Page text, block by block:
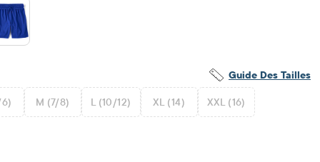
Guide Des Tailles
M (7/8) L (10/12) XL (14) XXL (16)